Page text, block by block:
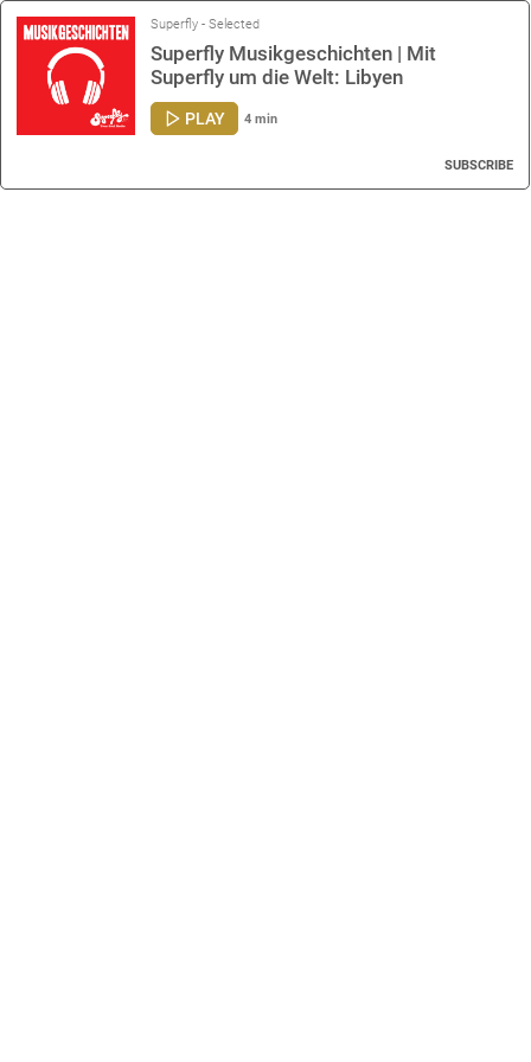
Superfly - Selected
Superfly Musikgeschichten | Mit
Superfly um die Welt: Libyen
PLAY 4 min
SUBSCRIBE